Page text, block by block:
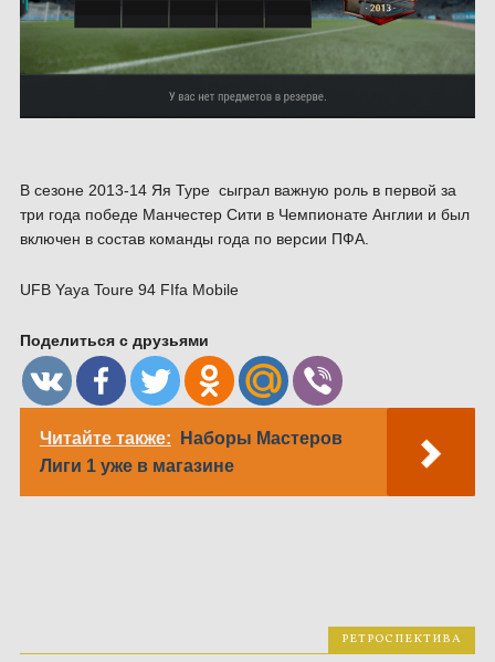
В сезоне 2013-14 Яя Туре сыграл важную роль в первой за
три года победе Манчестер Сити в Чемпионате Англии и был
включен в состав команды года по версии ПФА.
UFB Yaya Toure 94 FIfa Mobile
Поделиться с друзьями
Читайте также:
Наборы Мастеров
Лиги 1 уже в магазине
РЕТРОСПЕКТИВА